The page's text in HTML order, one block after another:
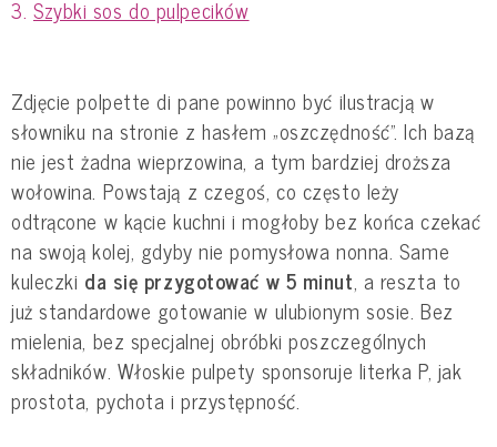
Szybki sos do pulpecików
Zdjęcie polpette di pane powinno być ilustracją w
słowniku na stronie z hasłem „oszczędność”. Ich bazą
nie jest żadna wieprzowina, a tym bardziej droższa
wołowina. Powstają z czegoś, co często leży
odtrącone w kącie kuchni i mogłoby bez końca czekać
na swoją kolej, gdyby nie pomysłowa nonna. Same
kuleczki da się przygotować w 5 minut, a reszta to
już standardowe gotowanie w ulubionym sosie. Bez
mielenia, bez specjalnej obróbki poszczególnych
składników. Włoskie pulpety sponsoruje literka P, jak
prostota, pychota i przystępność.